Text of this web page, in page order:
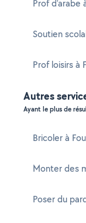
Prof d'arabe
Soutien
Prof loisirs à
Autres
Ayant le plus de
Bricoler à
Monter des
Poser du